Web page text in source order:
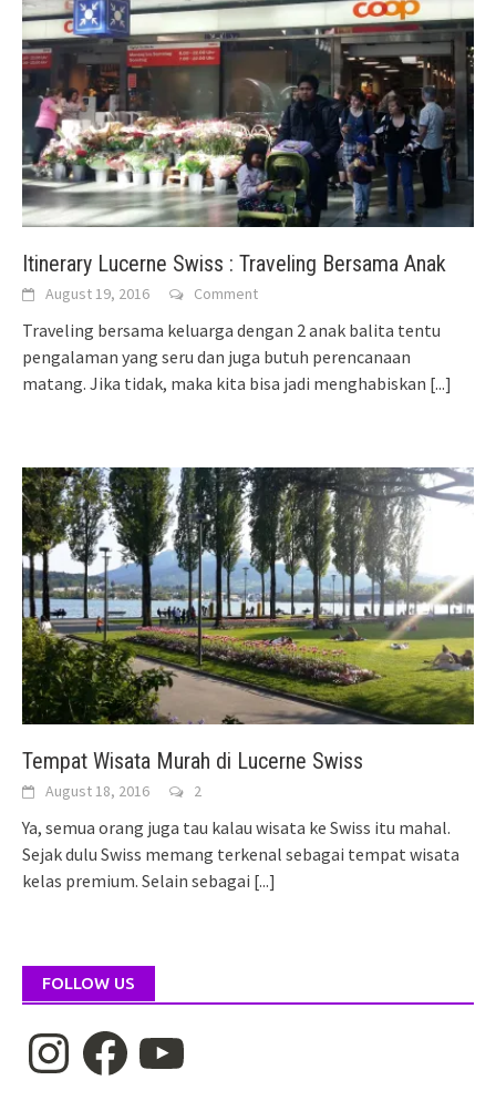
Itinerary Lucerne Swiss : Traveling Bersama Anak
August 19, 2016 Comment
Traveling bersama keluarga dengan 2 anak balita tentu
pengalaman yang seru dan juga butuh perencanaan
matang. Jika tidak, maka kita bisa jadi menghabiskan [...]
Tempat Wisata Murah di Lucerne Swiss
August 18, 2016 2
Ya, semua orang juga tau kalau wisata ke Swiss itu mahal.
Sejak dulu Swiss memang terkenal sebagai tempat wisata
kelas premium. Selain sebagai [...]
FOLLOW US
InstagramFacebookYouTube